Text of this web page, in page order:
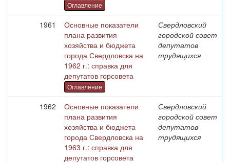
Оглавление
1961
Основные показатели
плана развития
хозяйства и бюджета
города Свердловска на
1962 г.: справка для
депутатов горсовета
Оглавление
Свердловский
городской совет
депутатов
трудящихся
1962
Основные показатели
плана развития
хозяйства и бюджета
города Свердловска на
1963 г.: справка для
депутатов горсовета
Свердловский
городской совет
депутатов
трудящихся